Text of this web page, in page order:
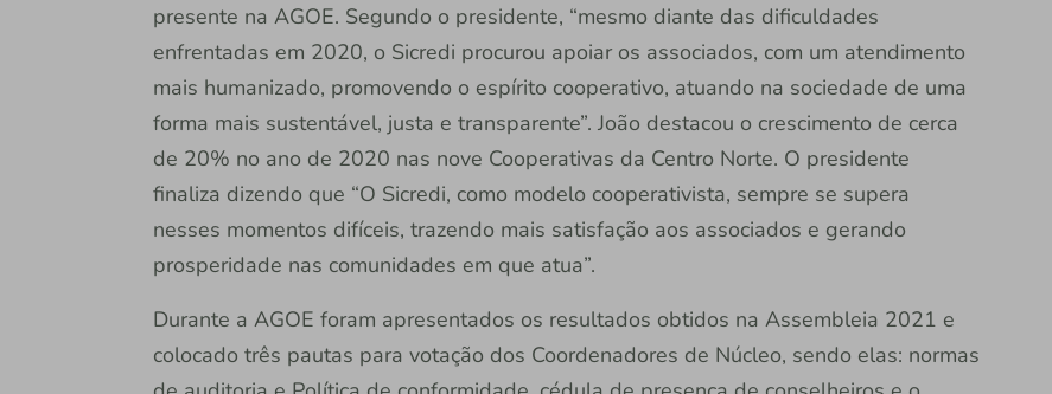
presente na AGOE. Segundo o presidente, “mesmo diante das dificuldades
enfrentadas em 2020, o Sicredi procurou apoiar os associados, com um atendimento
mais humanizado, promovendo o espírito cooperativo, atuando na sociedade de uma
forma mais sustentável, justa e transparente”. João destacou o crescimento de cerca
de 20% no ano de 2020 nas nove Cooperativas da Centro Norte. O presidente
finaliza dizendo que “O Sicredi, como modelo cooperativista, sempre se supera
nesses momentos difíceis, trazendo mais satisfação aos associados e gerando
prosperidade nas comunidades em que atua”.
Durante a AGOE foram apresentados os resultados obtidos na Assembleia 2021 e
colocado três pautas para votação dos Coordenadores de Núcleo, sendo elas: normas